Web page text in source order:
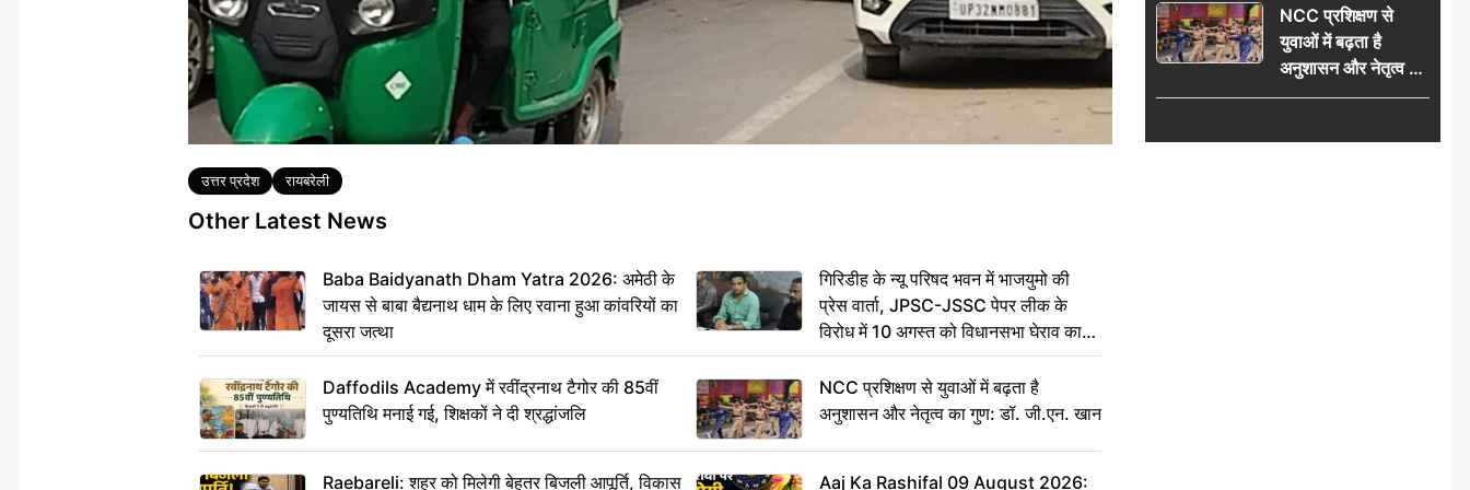
Tags
उत्तर प्रदेश रायबरेली
Other Latest News
Baba Baidyanath Dham Yatra 2026: अमेठी के
जायस से बाबा बैद्यनाथ धाम के लिए रवाना हुआ कांवरियों का
दूसरा जत्था
Daffodils Academy में रवींद्रनाथ टैगोर की 85वीं
पुण्यतिथि मनाई गई, शिक्षकों ने दी श्रद्धांजलि
Raebareli: शहर को मिलेगी बेहतर बिजली आपूर्ति, विकास
गिरिडीह के न्यू परिषद भवन में भाजयुमो की
प्रेस वार्ता, JPSC-JSSC पेपर लीक के
विरोध में 10 अगस्त को विधानसभा घेराव का
ऐलान
NCC प्रशिक्षण से युवाओं में बढ़ता है
अनुशासन और नेतृत्व का गुण: डॉ. जी.एन. खान
Aaj Ka Rashifal 09 August 2026:
विधानसभा घेराव का
ऐलान
NCC प्रशिक्षण से
युवाओं में बढ़ता है
अनुशासन और नेतृत्व का
गुण: डॉ. जी.एन. खान